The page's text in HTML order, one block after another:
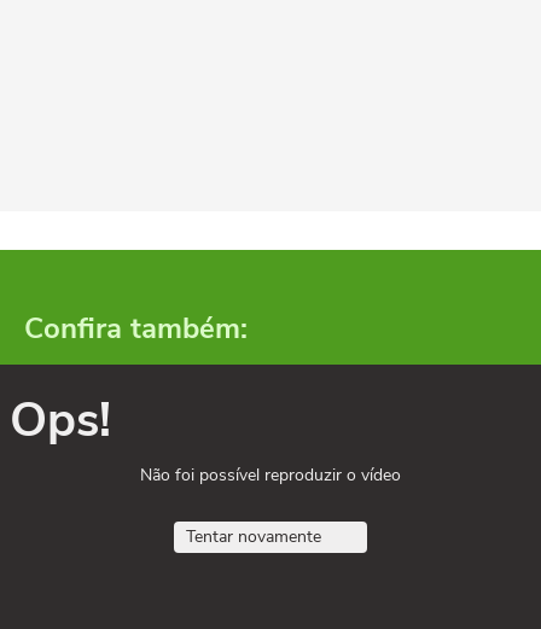
Confira também:
Ops!
Não foi possível reproduzir o vídeo
Tentar novamente